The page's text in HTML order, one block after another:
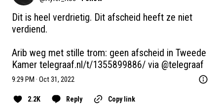
Dit is heel verdrietig. Dit afscheid heeft ze niet
verdiend.
Arib weg met stille trom: geen afscheid in Tweede
Kamer telegraaf.nl/t/1355899886/ via @telegraaf
9:29 PM · Oct 31, 2022
2.2K Reply Copy link